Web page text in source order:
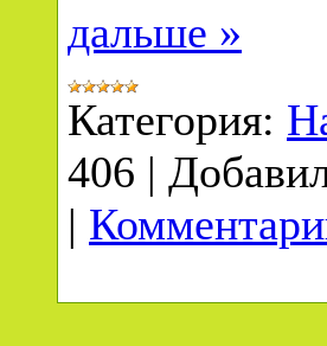
дальше »
Категория:
406 |
|